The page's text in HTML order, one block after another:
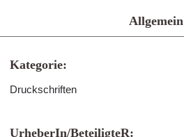
Allgemein
Kategorie:
Druckschriften
UrheberIn/BeteiligteR: